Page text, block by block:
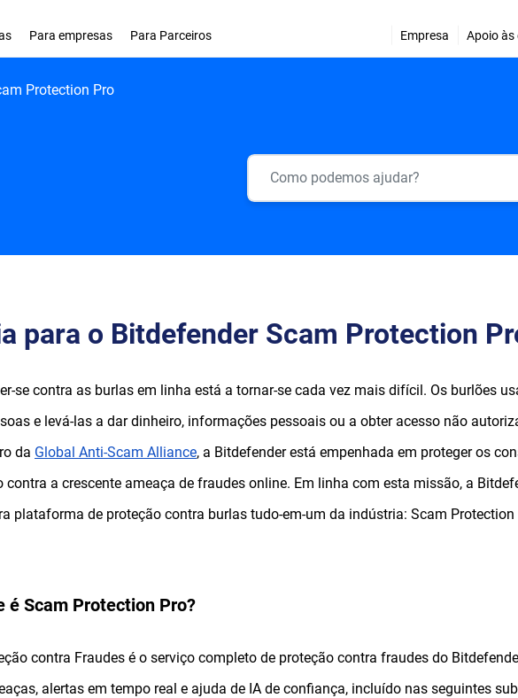
Para empresas Para Parceiros Empresa Apoio às
Protection Pro
para o Bitdefender Scam Protection
se contra as burlas em linha está a tornar-se cada vez mais difícil. Os burlões
e levá-las a dar dinheiro, informações pessoais ou a obter acesso não
da Global Anti-Scam Alliance, a Bitdefender está empenhada em proteger os
contra a crescente ameaça de fraudes online. Em linha com esta missão, a
plataforma de proteção contra burlas tudo-em-um da indústria: Scam Protection
é Scam Protection Pro?
contra Fraudes é o serviço completo de proteção contra fraudes do
alertas em tempo real e ajuda de IA de confiança, incluído nas seguintes